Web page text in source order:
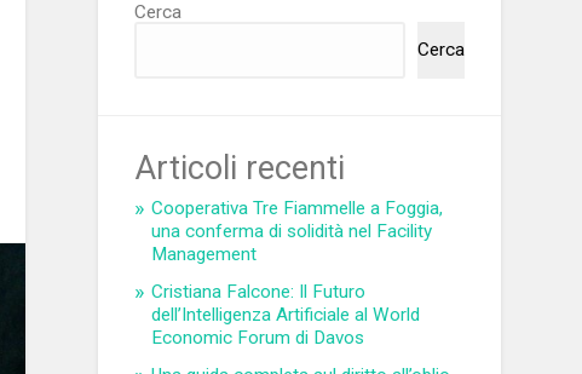
Cerca
Cerca
Articoli recenti
Cooperativa Tre Fiammelle a Foggia,
una conferma di solidità nel Facility
Management
Cristiana Falcone: Il Futuro
dell’Intelligenza Artificiale al World
Economic Forum di Davos